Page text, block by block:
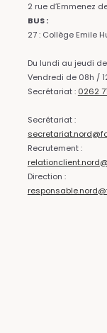
2 rue d’Emmenez
BUS :
27 : Collège Emile
Du lundi au jeudi
Vendredi de 08h /
Secrétariat : 0262
Secrétariat :
Recrutement :
Direction :